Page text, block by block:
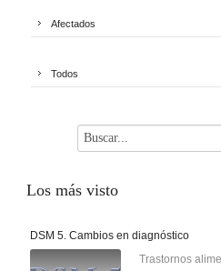
Afectados
Todos
Los más visto
DSM 5. Cambios en diagnóstico
Trastornos